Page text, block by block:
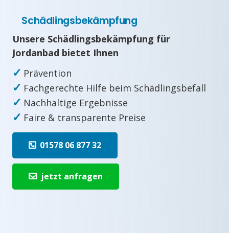
Schädlingsbekämpfung
Unsere Schädlingsbekämpfung für
Jordanbad bietet Ihnen
✓ Prävention
✓ Fachgerechte Hilfe beim Schädlingsbefall
✓ Nachhaltige Ergebnisse
✓ Faire & transparente Preise
01578 06 877 32
jetzt anfragen